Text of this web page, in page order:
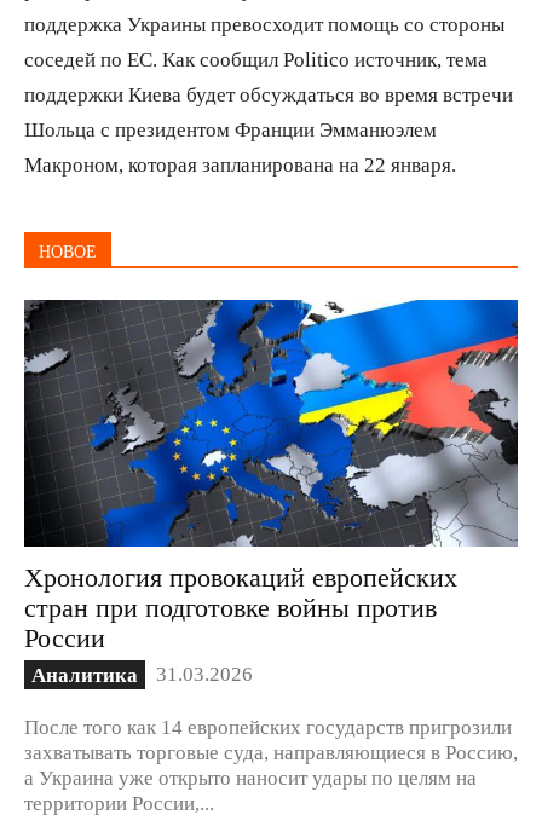
поддержка Украины превосходит помощь со стороны
соседей по ЕС. Как сообщил Politico источник, тема
поддержки Киева будет обсуждаться во время встречи
Шольца с президентом Франции Эмманюэлем
Макроном, которая запланирована на 22 января.
НОВОЕ
Хронология провокаций европейских
стран при подготовке войны против
России
Аналитика 31.03.2026
После того как 14 европейских государств пригрозили
захватывать торговые суда, направляющиеся в Россию,
а Украина уже открыто наносит удары по целям на
территории России,...